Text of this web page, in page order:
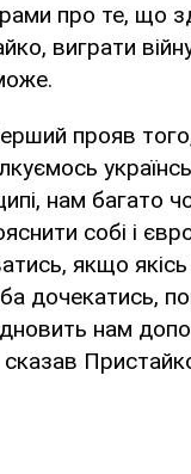
про те, що
виграти
прояв
нам багато
собі і
якщо
дочекатись,
нам